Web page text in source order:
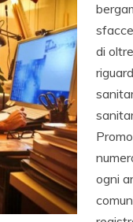
di
ogni